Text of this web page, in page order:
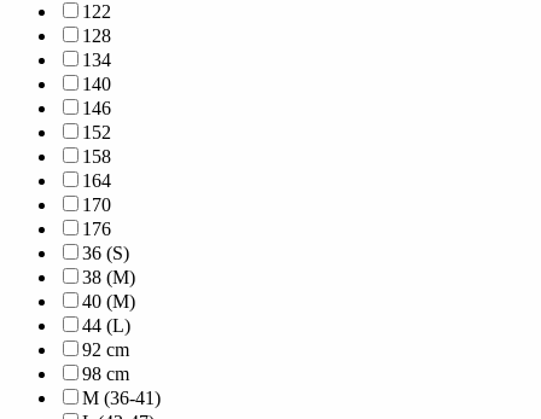
122
128
134
140
146
152
158
164
170
176
36 (S)
38 (M)
40 (M)
44 (L)
92 cm
98 cm
M (36-41)